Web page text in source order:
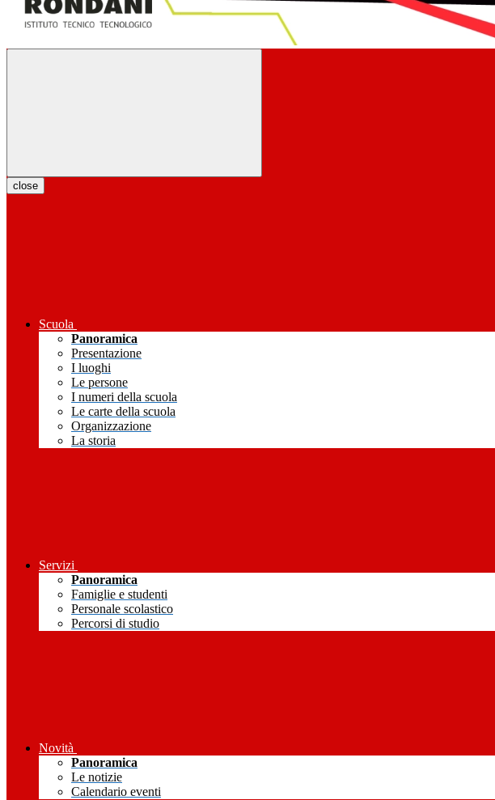
close
Scuola
Panoramica
Presentazione
I luoghi
Le persone
I numeri della scuola
Le carte della scuola
Organizzazione
La storia
Servizi
Panoramica
Famiglie e studenti
Personale scolastico
Percorsi di studio
Novità
Panoramica
Le notizie
Calendario eventi